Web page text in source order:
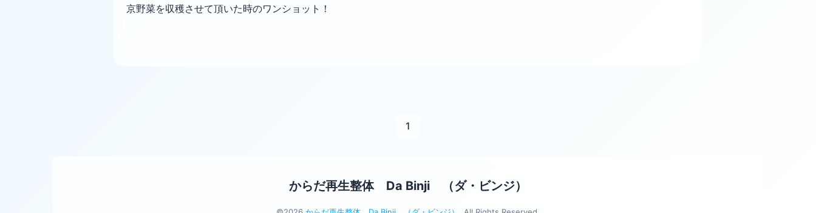
京野菜を収穫させて頂いた時のワンショット！
1
からだ再生整体 Da Binji （ダ・ビンジ）